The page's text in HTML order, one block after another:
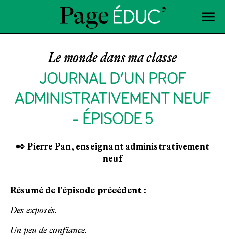
Le monde dans ma classe
JOURNAL D’UN PROF
ADMINISTRATIVEMENT NEUF
- ÉPISODE 5
✒ Pierre Pan, enseignant administrativement
neuf
Résumé de l’épisode précédent :
Des exposés.
Un peu de confiance.